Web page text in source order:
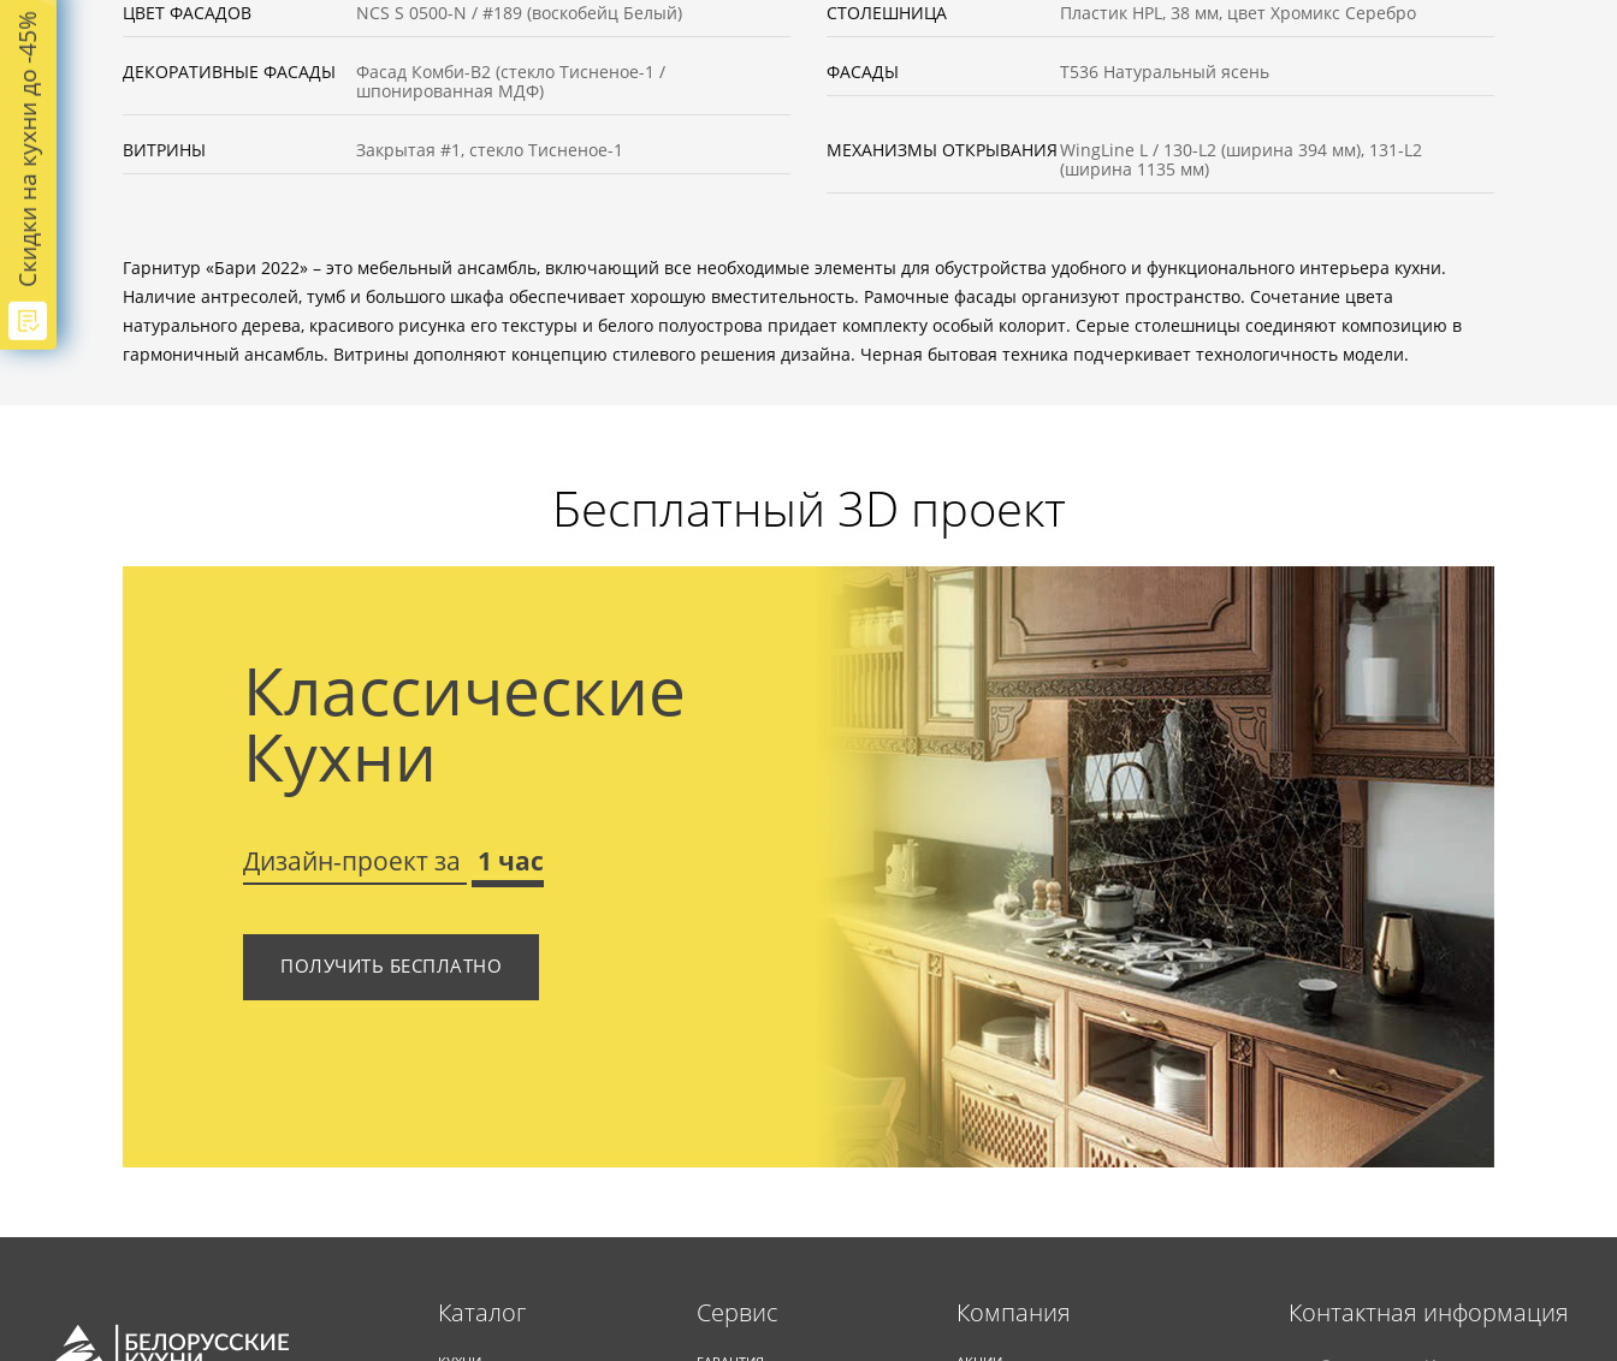
Скидки на кухни до -45% ЦВЕТ ФАСАДОВ NCS S 0500-N / #189 (воскобейц Белый) СТОЛЕШНИЦА Пластик HPL, 38 мм, цвет Хромикс Серебро
ДЕКОРАТИВНЫЕ ФАСАДЫ
Фасад Комби-В2 (стекло Тисненое-1 /
шпонированная МДФ)
ФАСАДЫ Т536 Натуральный ясень
ВИТРИНЫ Закрытая #1, cтекло Тисненое-1 МЕХАНИЗМЫ ОТКРЫВАНИЯWingLine L / 130-L2 (ширина 394 мм), 131-L2
(ширина 1135 мм)
Гарнитур «Бари 2022» – это мебельный ансамбль, включающий все необходимые элементы для обустройства удобного и функционального интерьера кухни.
Наличие антресолей, тумб и большого шкафа обеспечивает хорошую вместительность. Рамочные фасады организуют пространство. Сочетание цвета
натурального дерева, красивого рисунка его текстуры и белого полуострова придает комплекту особый колорит. Серые столешницы соединяют композицию в
гармоничный ансамбль. Витрины дополняют концепцию стилевого решения дизайна. Черная бытовая техника подчеркивает технологичность модели.
Бесплатный 3D проект
Классические
Кухни
Дизайн-проект за 1 час
ПОЛУЧИТЬ БЕСПЛАТНО
Каталог Cервис Компания Контактная информация